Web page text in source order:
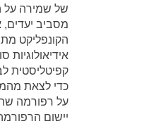
של שמירה על
מסביב
הקונפליקט
קפיטליסטית
כדי לצאת
על רפורמה
יישום